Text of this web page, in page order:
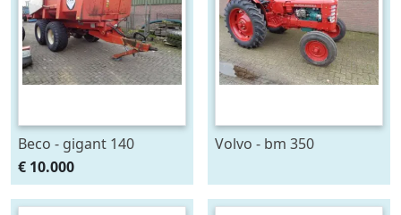
Beco - gigant 140
€ 10.000
Volvo - bm 350